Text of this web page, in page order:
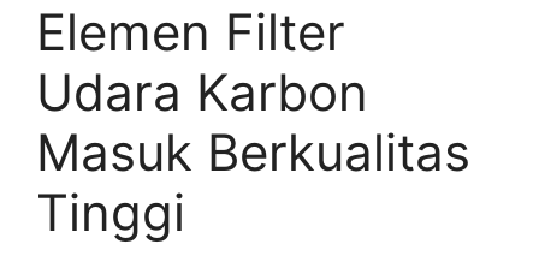
Elemen Filter
Udara Karbon
Masuk Berkualitas
Tinggi